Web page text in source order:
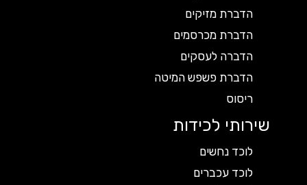
הדברת מזיקים
הדברת מכרסמים
הדברה לעסקים
הדברת פשפש המיטה
ריסוס
שירותי לכידות
לוכד נחשים
לוכד עכברים